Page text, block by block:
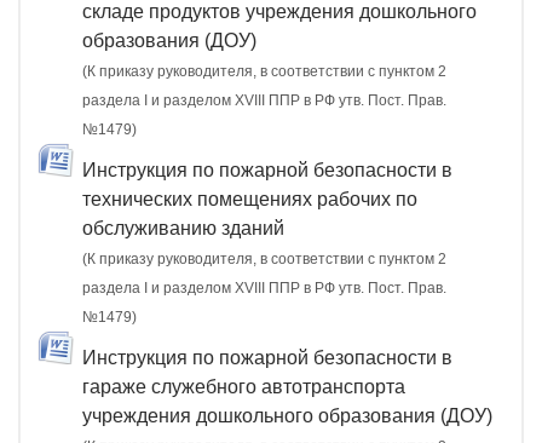
складе продуктов учреждения дошкольного
образования (ДОУ)
(К приказу руководителя, в соответствии с пунктом 2
раздела I и разделом XVIII ППР в РФ утв. Пост. Прав.
№1479)
Инструкция по пожарной безопасности в
технических помещениях рабочих по
обслуживанию зданий
(К приказу руководителя, в соответствии с пунктом 2
раздела I и разделом XVIII ППР в РФ утв. Пост. Прав.
№1479)
Инструкция по пожарной безопасности в
гараже служебного автотранспорта
учреждения дошкольного образования (ДОУ)